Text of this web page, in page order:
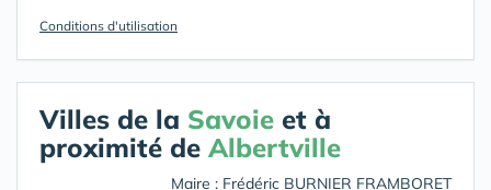
Conditions d'utilisation
Villes de la Savoie et à
proximité de Albertville
Maire : Frédéric BURNIER FRAMBORET